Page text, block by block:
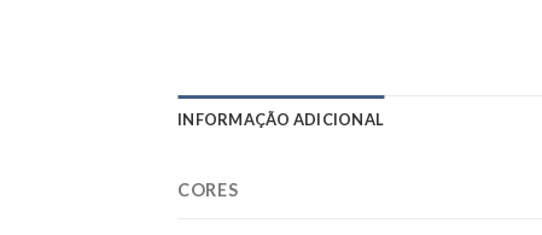
INFORMAÇÃO ADICIONAL
CORES